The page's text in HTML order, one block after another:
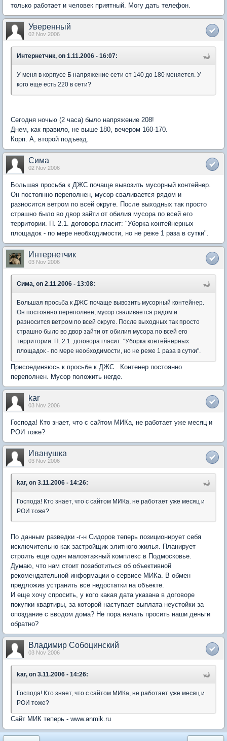
только работает и человек приятный. Могу дать телефон.
Уверенный
02 Nov 2006
Интернетчик, on 1.11.2006 - 16:07:
У меня в корпусе Б напряжение сети от 140 до 180 меняется. У
кого еще есть 220 в сети?
Сегодня ночью (2 часа) было напряжение 208!
Днем, как правило, не выше 180, вечером 160-170.
Корп. А, второй подъезд.
Сима
02 Nov 2006
Большая просьба к ДЖС почаще вывозить мусорный контейнер.
Он постоянно переполнен, мусор сваливается рядом и
разносится ветром по всей округе. После выходных так просто
страшно было во двор зайти от обилия мусора по всей его
территории. П. 2.1. договора гласит: "Уборка контейнерных
площадок - по мере необходимости, но не реже 1 раза в сутки".
Интернетчик
03 Nov 2006
Сима, on 2.11.2006 - 13:08:
Большая просьба к ДЖС почаще вывозить мусорный контейнер.
Он постоянно переполнен, мусор сваливается рядом и
разносится ветром по всей округе. После выходных так просто
страшно было во двор зайти от обилия мусора по всей его
территории. П. 2.1. договора гласит: "Уборка контейнерных
площадок - по мере необходимости, но не реже 1 раза в сутки".
Присоединяюсь к просьбе к ДЖС . Контенер постоянно
переполнен. Мусор положить негде.
kar
03 Nov 2006
Господа! Кто знает, что с сайтом МИКа, не работает уже месяц и
РОИ тоже?
Иванушка
03 Nov 2006
kar, on 3.11.2006 - 14:26:
Господа! Кто знает, что с сайтом МИКа, не работает уже месяц и
РОИ тоже?
По данным разведки -г-н Сидоров теперь позиционирует себя
исключительно как застройщик элитного жилья. Планирует
строить еще один малоэтажный комплекс в Подмосковье.
Думаю, что нам стоит позаботиться об объективной
рекомендательной информации о сервисе МИКа. В обмен
предложив устранить все недостатки на объекте.
И еще хочу спросить, у кого какая дата указана в договоре
покупки квартиры, за которой наступает выплата неустойки за
опоздание с вводом дома? Не пора начать просить наши деньги
обратно?
Владимир Собоцинский
03 Nov 2006
kar, on 3.11.2006 - 14:26:
Господа! Кто знает, что с сайтом МИКа, не работает уже месяц и
РОИ тоже?
Сайт МИК теперь - www.anmik.ru